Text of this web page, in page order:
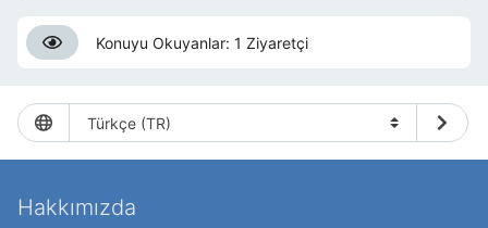
Konuyu Okuyanlar: 1 Ziyaretçi
Hakkımızda